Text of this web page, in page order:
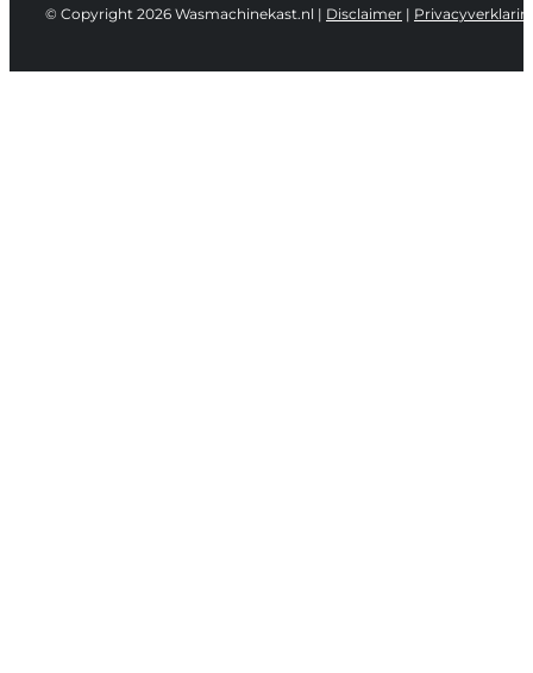
© Copyright 2026 Wasmachinekast.nl | Disclaimer |